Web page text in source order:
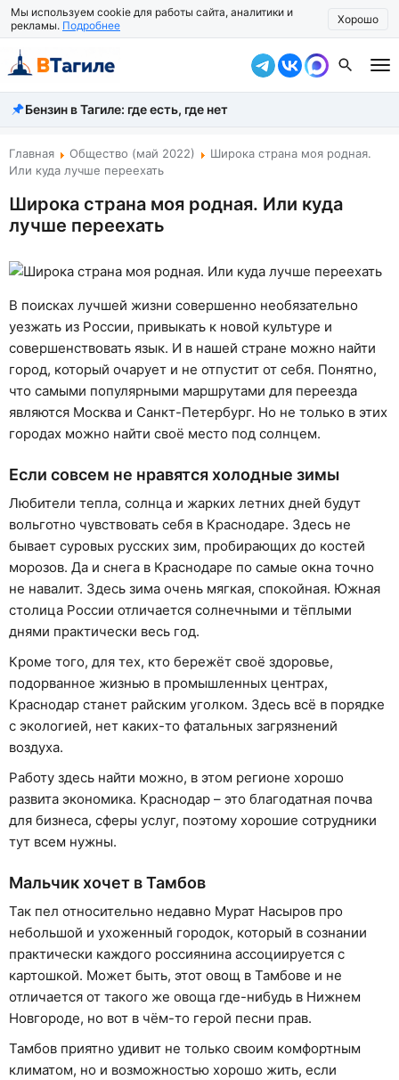
Мы используем cookie для работы сайта, аналитики и
рекламы. Подробнее Хорошо
Все новости
Происшествия
Власть
Жизнь
Общество
Рассказать новость
Бензин в Тагиле: где есть, где нет
Главная Общество (май 2022)
Широка страна моя родная.
Или куда лучше переехать
Широка страна моя родная. Или куда
лучше переехать
В поисках лучшей жизни совершенно необязательно
уезжать из России, привыкать к новой культуре и
совершенствовать язык. И в нашей стране можно найти
город, который очарует и не отпустит от себя. Понятно,
что самыми популярными маршрутами для переезда
являются Москва и Санкт-Петербург. Но не только в этих
городах можно найти своё место под солнцем.
Если совсем не нравятся холодные зимы
Любители тепла, солнца и жарких летних дней будут
вольготно чувствовать себя в Краснодаре. Здесь не
бывает суровых русских зим, пробирающих до костей
морозов. Да и снега в Краснодаре по самые окна точно
не навалит. Здесь зима очень мягкая, спокойная. Южная
столица России отличается солнечными и тёплыми
днями практически весь год.
Кроме того, для тех, кто бережёт своё здоровье,
подорванное жизнью в промышленных центрах,
Краснодар станет райским уголком. Здесь всё в порядке
с экологией, нет каких-то фатальных загрязнений
воздуха.
Работу здесь найти можно, в этом регионе хорошо
развита экономика. Краснодар – это благодатная почва
для бизнеса, сферы услуг, поэтому хорошие сотрудники
тут всем нужны.
Мальчик хочет в Тамбов
Так пел относительно недавно Мурат Насыров про
небольшой и ухоженный городок, который в сознании
практически каждого россиянина ассоциируется с
картошкой. Может быть, этот овощ в Тамбове и не
отличается от такого же овоща где-нибудь в Нижнем
Новгороде, но вот в чём-то герой песни прав.
Тамбов приятно удивит не только своим комфортным
климатом, но и возможностью хорошо жить, если